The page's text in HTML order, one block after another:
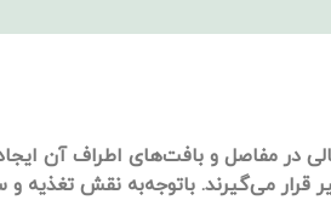
در مفاصل و بافت‌های اطراف آن
قرار می‌گیرند. باتوجه‌به نقش تغذیه